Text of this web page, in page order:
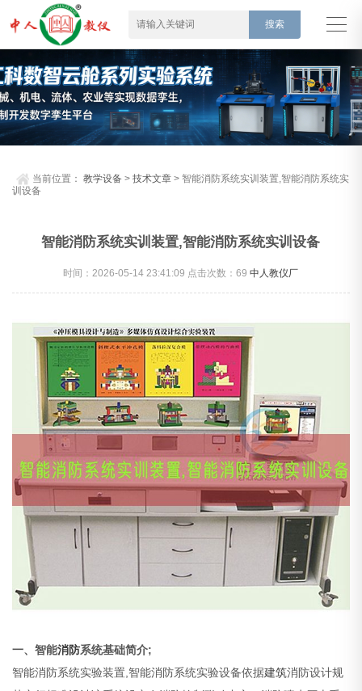
当前位置：教学设备 >技术文章 > 智能消防系统实训装置,智能消防系统实
训设备
智能消防系统实训装置,智能消防系统实训设备
时间：2026-05-14 23:41:09 点击次数：69中人教仪厂
一、智能消防系统基础简介;
智能消防系统实验装置,智能消防系统实验设备依据建筑消防设计规